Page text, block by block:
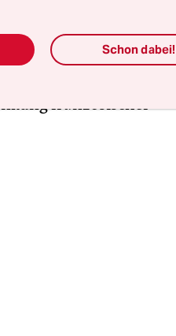
will die
die präzise einen
französischer
Schon dabei!